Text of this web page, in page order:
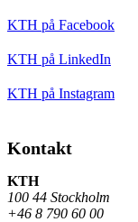
KTH på Facebook
KTH på LinkedIn
KTH på Instagram
Kontakt
KTH
100 44 Stockholm
+46 8 790 60 00